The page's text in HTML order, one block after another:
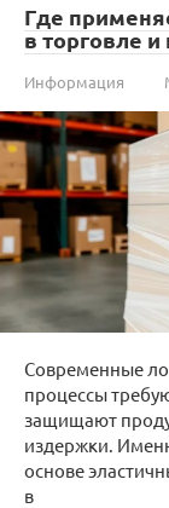
Где
в торговле
Информация
Современные
процессы
защищают
издержки.
основе
в